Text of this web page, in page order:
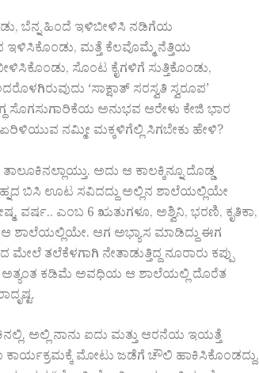
ಬೆನ್ನ ಹಿಂದೆ ಇಳಿಬೀಳಿಸಿ ನಡಿಗೆಯ
ಇಳಿಸಿಕೊಂಡು, ಮತ್ತೆ ಕೆಲವೊಮ್ಮೆ ನೆತ್ತಿಯ
ಸೊಂಟ ಕೈಗಳಿಗೆ ಸುತ್ತಿಕೊಂಡು,
‘ಸಾಕ್ಷಾತ್ ಸರಸ್ವತಿ ಸ್ವರೂಪ’
ಸೊಗಸುಗಾರಿಕೆಯ ಅನುಭವ ಆರೇಳು ಕೇಜಿ ಭಾರ
ನಮ್ಮೀ ಮಕ್ಕಳಿಗೆಲ್ಲಿ ಸಿಗಬೇಕು ಹೇಳಿ?
ಅದು ಆ ಕಾಲಕ್ಕಿನ್ನೂ ದೊಡ್ಡ
ಬಿಸಿ ಊಟ ಸವಿದದ್ದು ಅಲ್ಲಿನ ಶಾಲೆಯಲ್ಲಿಯೇ
ವರ್ಷ.. ಎಂಬ 6 ಋತುಗಳೂ, ಅಶ್ವಿನಿ, ಭರಣಿ, ಕೃತಿಕಾ,
ಆ ಶಾಲೆಯಲ್ಲಿಯೇ. ಆಗ ಅಭ್ಯಾಸ ಮಾಡಿದ್ದು ಈಗ
ತಲೆಕೆಳಗಾಗಿ ನೇತಾಡುತ್ತಿದ್ದ ನೂರಾರು ಕಪ್ಪು
ಅತ್ಯಂತ ಕಡಿಮೆ ಅವಧಿಯ ಆ ಶಾಲೆಯಲ್ಲಿ ದೊರೆತ
ಅಲ್ಲಿ ನಾನು ಐದು ಮತ್ತು ಆರನೆಯ ಇಯತ್ತೆ
ಕಾರ್ಯಕ್ರಮಕ್ಕೆ ಮೋಟು ಜಡೆಗೆ ಚೌಲಿ ಹಾಕಿಸಿಕೊಂಡದ್ದು,